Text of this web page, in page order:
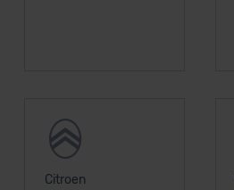
Citroen